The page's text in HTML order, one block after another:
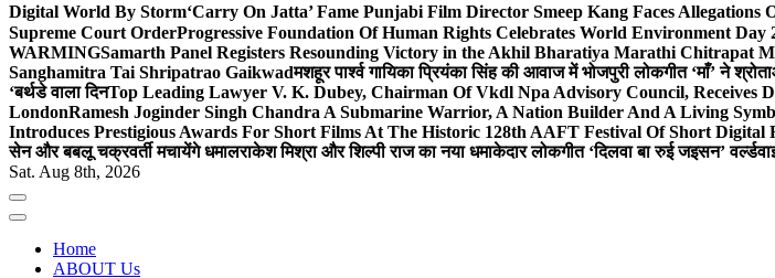
Digital World By Storm‘Carry On Jatta’ Fame Punjabi Film Director Smeep Kang Faces
Supreme Court OrderProgressive Foundation Of Human Rights Celebrates World Environment
WARMINGSamarth Panel Registers Resounding Victory in the Akhil Bharatiya Marathi Chitrapat
Sanghamitra Tai Shripatrao Gaikwadमशहूर पार्श्व गायिका प्रियंका सिंह की आवाज में भोजपुरी लोकगीत ‘माँ’ ने
‘बर्थडे वाला दिनTop Leading Lawyer V. K. Dubey, Chairman Of Vkdl Npa Advisory Council,
LondonRamesh Joginder Singh Chandra A Submarine Warrior, A Nation Builder And A Living
Introduces Prestigious Awards For Short Films At The Historic 128th AAFT Festival Of Short Digital
सेन और बबलू चक्रवर्ती मचायेंगे धमालराकेश मिश्रा और शिल्पी राज का नया धमाकेदार लोकगीत ‘दिलवा बा रुई जइसन’
Sat. Aug 8th, 2026
Home
ABOUT Us